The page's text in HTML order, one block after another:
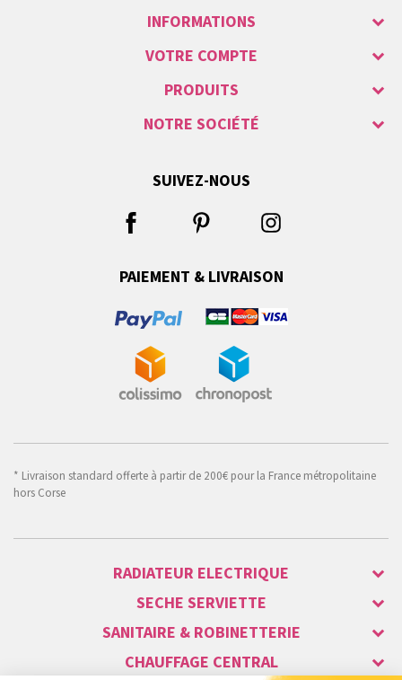
INFORMATIONS
VOTRE COMPTE
PRODUITS
NOTRE SOCIÉTÉ
SUIVEZ-NOUS
PAIEMENT & LIVRAISON
* Livraison standard offerte à partir de 200€ pour la France métropolitaine
hors Corse
RADIATEUR ELECTRIQUE
SECHE SERVIETTE
SANITAIRE & ROBINETTERIE
CHAUFFAGE CENTRAL